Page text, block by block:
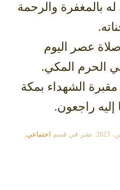
له بالمغفرة والرحمة
عصر اليوم
14-8-1444 في الحرم المكي.
الشهداء بمكة
إليه راجعون.
. نشر في قسم اجتماعي,